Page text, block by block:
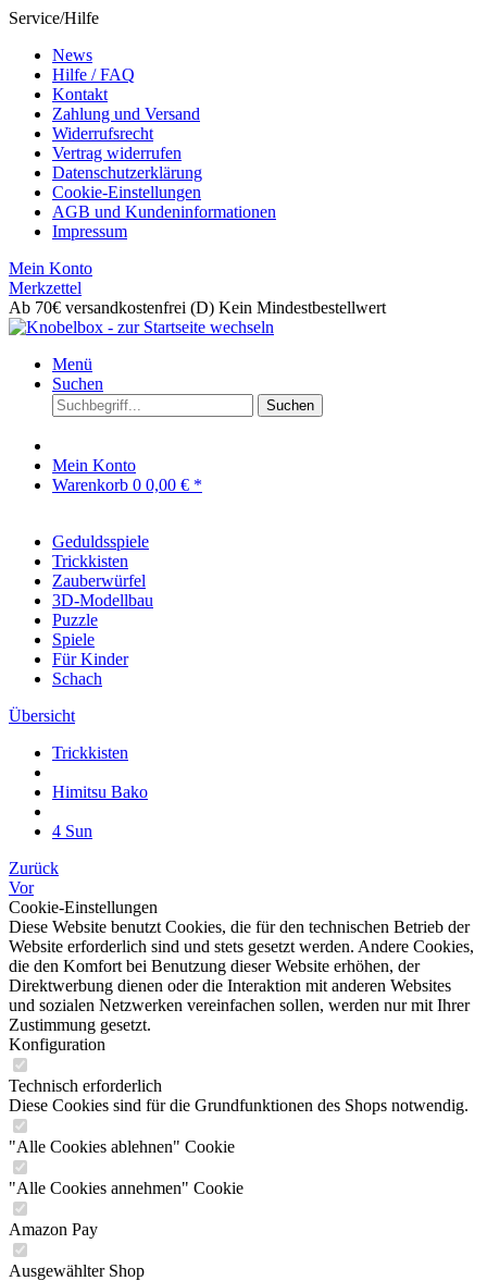
Service/Hilfe
News
Hilfe / FAQ
Kontakt
Zahlung und Versand
Widerrufsrecht
Vertrag widerrufen
Datenschutzerklärung
Cookie-Einstellungen
AGB und Kundeninformationen
Impressum
Mein Konto
Merkzettel
Ab 70€ versandkostenfrei (D) Kein Mindestbestellwert
Menü
Suchen
Suchen
Mein Konto
Warenkorb 0 0,00 € *
Geduldsspiele
Trickkisten
Zauberwürfel
3D-Modellbau
Puzzle
Spiele
Für Kinder
Schach
Übersicht
Trickkisten
Himitsu Bako
4 Sun
Zurück
Vor
Cookie-Einstellungen
Diese Website benutzt Cookies, die für den technischen Betrieb der
Website erforderlich sind und stets gesetzt werden. Andere Cookies,
die den Komfort bei Benutzung dieser Website erhöhen, der
Direktwerbung dienen oder die Interaktion mit anderen Websites
und sozialen Netzwerken vereinfachen sollen, werden nur mit Ihrer
Zustimmung gesetzt.
Konfiguration
Technisch erforderlich
Diese Cookies sind für die Grundfunktionen des Shops notwendig.
"Alle Cookies ablehnen" Cookie
"Alle Cookies annehmen" Cookie
Amazon Pay
Ausgewählter Shop